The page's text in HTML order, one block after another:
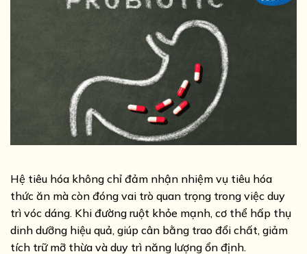
Hệ tiêu hóa không chỉ đảm nhận nhiệm vụ tiêu hóa
thức ăn mà còn đóng vai trò quan trọng trong việc duy
trì vóc dáng. Khi đường ruột khỏe mạnh, cơ thể hấp thụ
dinh dưỡng hiệu quả, giúp cân bằng trao đổi chất, giảm
tích trữ mỡ thừa và duy trì năng lượng ổn định.